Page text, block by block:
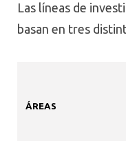
Las líneas de
basan en tres
ÁREAS